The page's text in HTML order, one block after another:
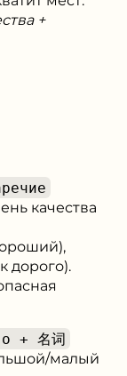
+
качества
дорого).
+ 名词
малый